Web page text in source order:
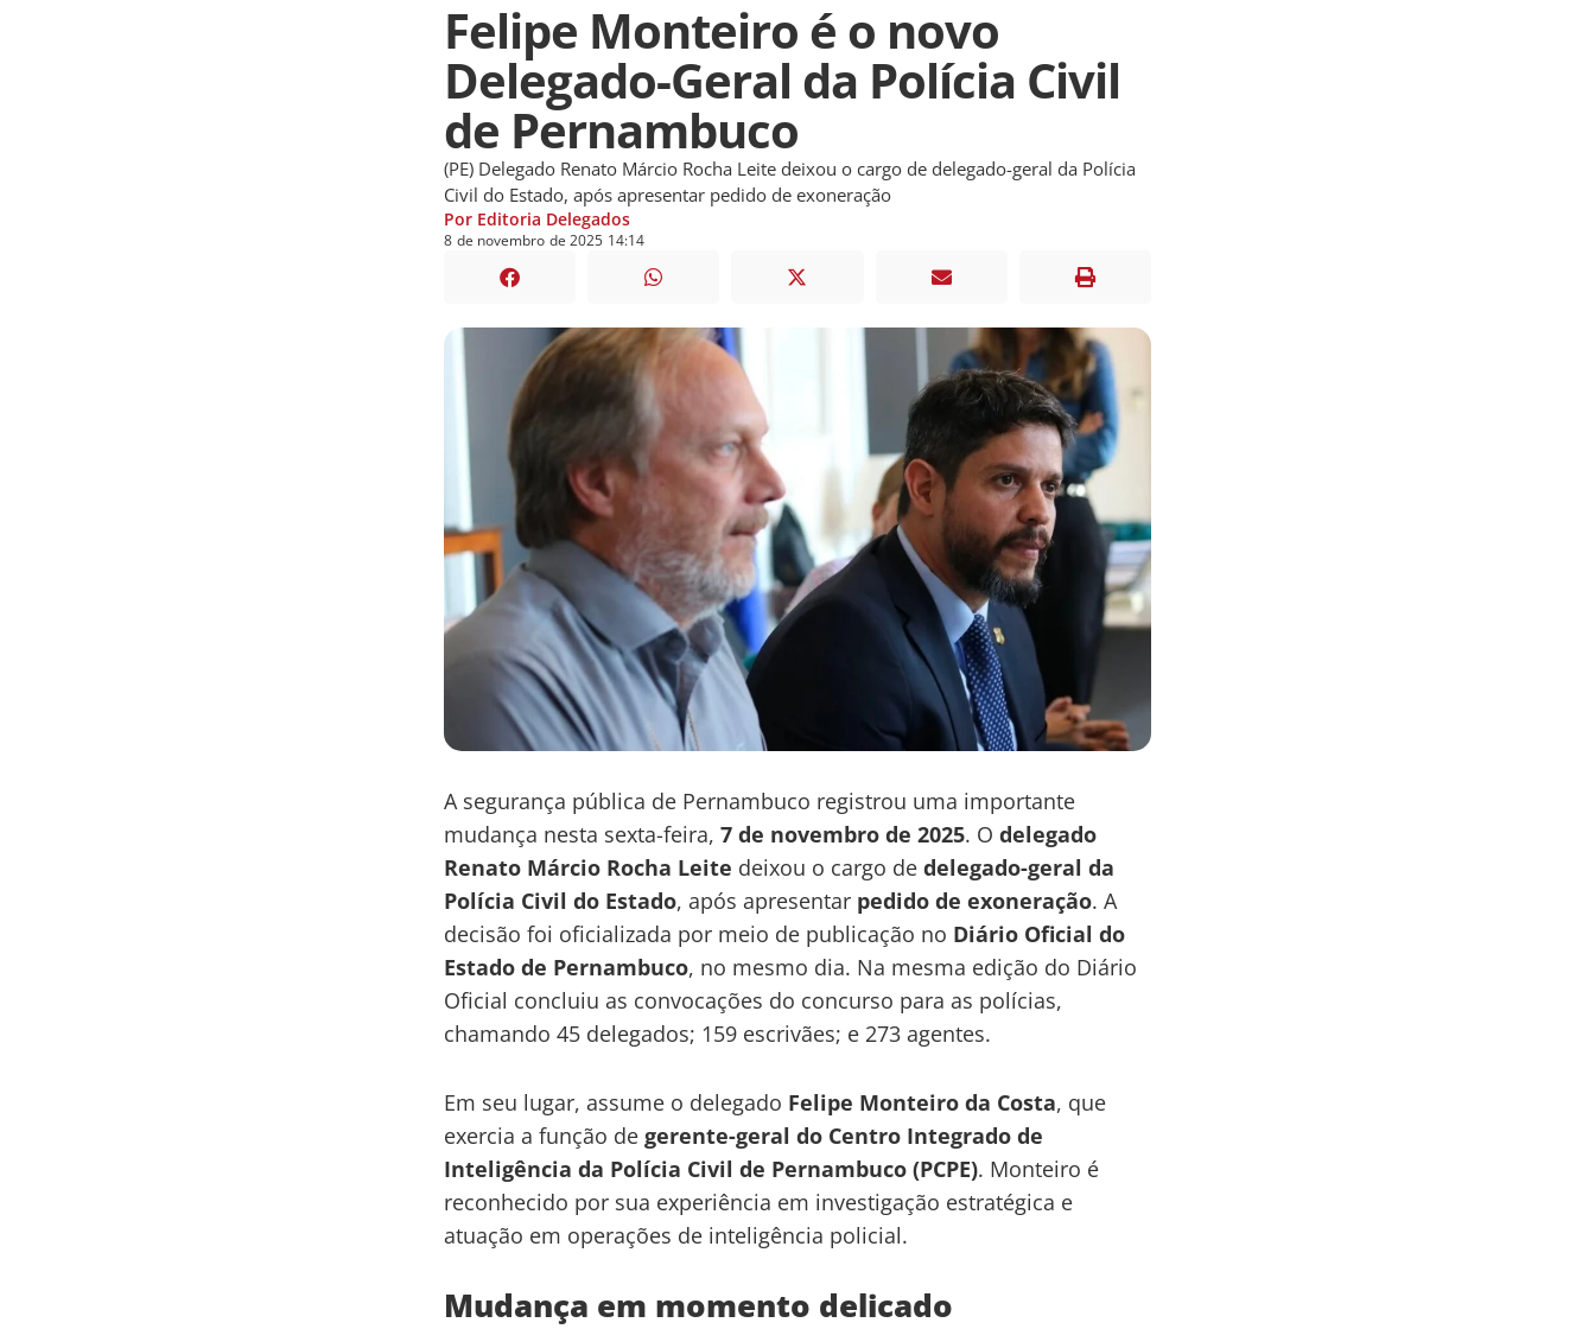
Felipe Monteiro é o novo
Delegado-Geral da Polícia Civil
de Pernambuco
(PE) Delegado Renato Márcio Rocha Leite deixou o cargo de delegado-geral da Polícia
Civil do Estado, após apresentar pedido de exoneração
Por Editoria Delegados
8 de novembro de2025 14:14
A segurança pública de Pernambuco registrou uma importante
mudança nesta sexta-feira,7 de novembro de 2025. Odelegado
Renato Márcio Rocha Leite deixou o cargo dedelegado-geral da
Polícia Civil do Estado, após apresentar pedido de exoneração. A
decisão foi oficializada por meio de publicação no Diário Oficial do
Estado de Pernambuco, no mesmo dia. Na mesma edição do Diário
Oficial concluiu as convocações do concurso para as polícias,
chamando 45 delegados; 159 escrivães; e 273 agentes.
Em seu lugar, assume o delegado Felipe Monteiro da Costa, que
exercia a função degerente-geral do Centro Integrado de
Inteligência da Polícia Civil de Pernambuco (PCPE). Monteiro é
reconhecido por sua experiência em investigação estratégica e
atuação em operações de inteligência policial.
Mudança em momento delicado